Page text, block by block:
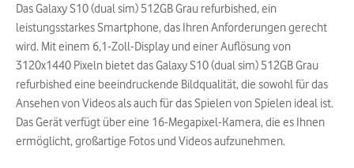
Das Galaxy S10 (dual sim) 512GB Grau refurbished, ein
leistungsstarkes Smartphone, das Ihren Anforderungen gerecht
wird. Mit einem 6,1-Zoll-Display und einer Auflösung von
3120x1440 Pixeln bietet das Galaxy S10 (dual sim) 512GB Grau
refurbished eine beeindruckende Bildqualität, die sowohl für das
Ansehen von Videos als auch für das Spielen von Spielen ideal ist.
Das Gerät verfügt über eine 16-Megapixel-Kamera, die es Ihnen
ermöglicht, großartige Fotos und Videos aufzunehmen.